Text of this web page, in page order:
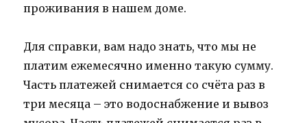
проживания в нашем доме.
Для справки, вам надо знать, что мы не
платим ежемесячно именно такую сумму.
Часть платежей снимается со счёта раз в
три месяца – это водоснабжение и вывоз